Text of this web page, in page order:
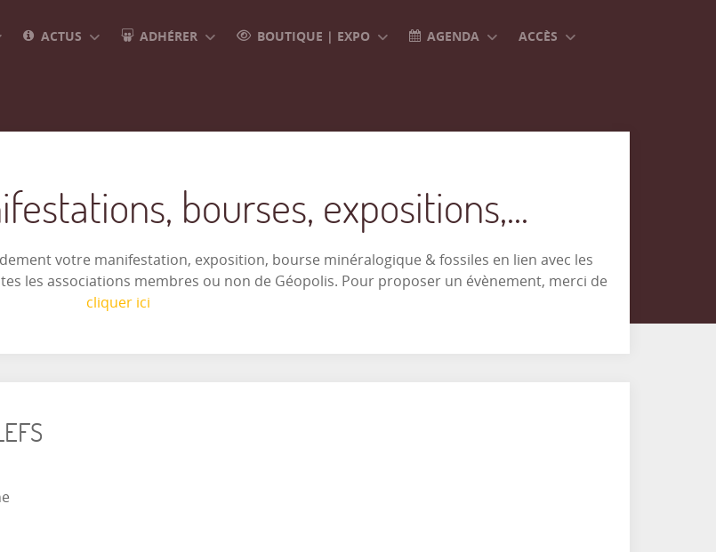
ACTUS ADHÉRER BOUTIQUE | EXPO AGENDA ACCÈS
bourses, expositions,...
votre manifestation, exposition, bourse minéralogique & fossiles en lien avec les
les associations membres ou non de Géopolis. Pour proposer un évènement, merci de
cliquer ici